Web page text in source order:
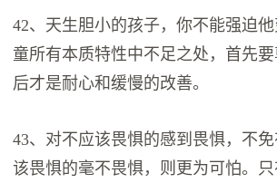
42、天生胆小的孩子，你不能强迫
童所有本质特性中不足之处，首先
后才是耐心和缓慢的改善。
43、对不应该畏惧的感到畏惧，不
该畏惧的毫不畏惧，则更为可怕。